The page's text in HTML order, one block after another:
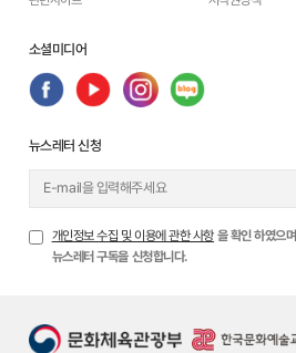
소셜미디어
뉴스레터 신청
개인정보 수집 및 이용에 관한 사항 을 확인 하였으며
뉴스레터 구독을 신청합니다.